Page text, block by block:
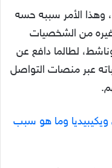
وهذا الأمر سببه حسه
من الشخصيات
لطالما دافع عن
عبر منصات التواصل
ويكيبيديا وما هو سبب